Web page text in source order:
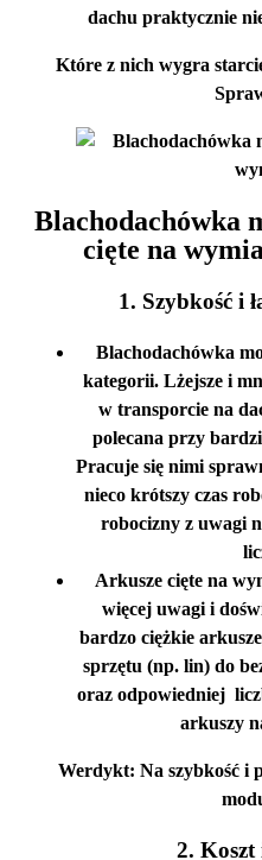
dachu praktycznie
Które z nich wygra
Blachodachówka
cięte na
1. Szybkość i
Blachodachówka
kategorii. Lżejsze i
w transporcie na
polecana przy
Pracuje się nimi
nieco krótszy czas
robocizny z uwagi
Arkusze cięte na
więcej uwagi i
bardzo ciężkie
sprzętu (np. lin) do
oraz odpowiedniej
arkuszy
Werdykt: Na szybkość i
2. Koszt